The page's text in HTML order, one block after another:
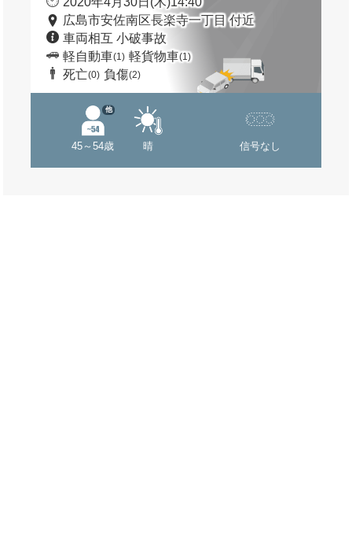
広島市安佐南区長楽寺一丁目 付近
車両相互 小破事故
軽自動車(1) 軽貨物車(1)
死亡(0) 負傷(2)
45～54歳
他
晴 信号なし